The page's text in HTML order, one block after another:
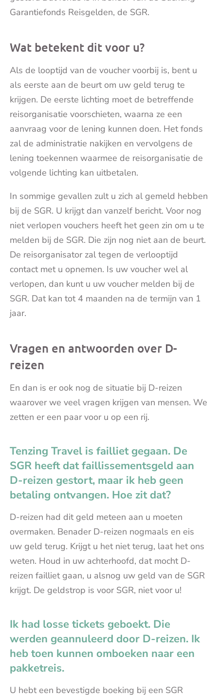
Garantiefonds Reisgelden, de SGR.
Wat betekent dit voor u?
Als de looptijd van de voucher voorbij is, bent u
als eerste aan de beurt om uw geld terug te
krijgen. De eerste lichting moet de betreffende
reisorganisatie voorschieten, waarna ze een
aanvraag voor de lening kunnen doen. Het fonds
zal de administratie nakijken en vervolgens de
lening toekennen waarmee de reisorganisatie de
volgende lichting kan uitbetalen.
In sommige gevallen zult u zich al gemeld hebben
bij de SGR. U krijgt dan vanzelf bericht. Voor nog
niet verlopen vouchers heeft het geen zin om u te
melden bij de SGR. Die zijn nog niet aan de beurt.
De reisorganisator zal tegen de verlooptijd
contact met u opnemen. Is uw voucher wel al
verlopen, dan kunt u uw voucher melden bij de
SGR. Dat kan tot 4 maanden na de termijn van 1
jaar.
Vragen en antwoorden over D-
reizen
En dan is er ook nog de situatie bij D-reizen
waarover we veel vragen krijgen van mensen. We
zetten er een paar voor u op een rij.
Tenzing Travel is failliet gegaan. De
SGR heeft dat faillissementsgeld aan
D-reizen gestort, maar ik heb geen
betaling ontvangen. Hoe zit dat?
D-reizen had dit geld meteen aan u moeten
overmaken. Benader D-reizen nogmaals en eis
uw geld terug. Krijgt u het niet terug, laat het ons
weten. Houd in uw achterhoofd, dat mocht D-
reizen failliet gaan, u alsnog uw geld van de SGR
krijgt. De geldstrop is voor SGR, niet voor u!
Ik had losse tickets geboekt. Die
werden geannuleerd door D-reizen. Ik
heb toen kunnen omboeken naar een
pakketreis.
U hebt een bevestigde boeking bij een SGR